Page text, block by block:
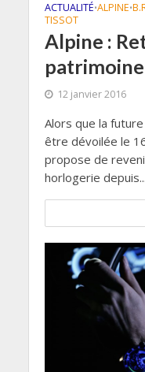
ACTUALITÉ•ALPINE•
TISSOT
Alpine :
12 janvier 2016
Alors que la
être dévoilée le
propose de
horlogerie depuis...